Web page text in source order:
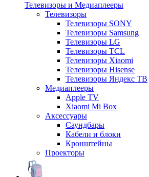
Телевизоры и Медиаплееры
Телевизоры
Телевизоры SONY
Телевизоры Samsung
Телевизоры LG
Телевизоры TCL
Телевизоры Xiaomi
Телевизоры Hisense
Телевизоры Яндекс ТВ
Медиаплееры
Apple TV
Xiaomi Mi Box
Аксессуары
Саундбары
Кабели и блоки
Кронштейны
Проекторы